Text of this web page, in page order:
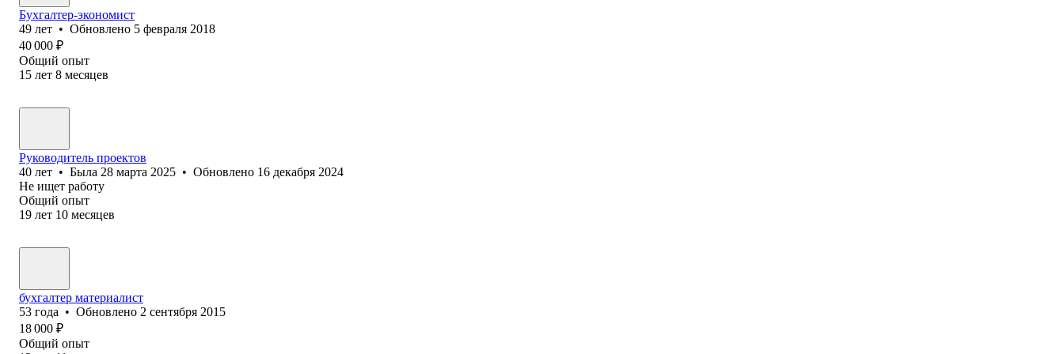
Бухгалтер-экономист
49 лет • Обновлено 5 февраля 2018
40 000 ₽
Общий опыт
15 лет 8 месяцев
Руководитель проектов
40 лет • Была 28 марта 2025 • Обновлено 16 декабря 2024
Не ищет работу
Общий опыт
19 лет 10 месяцев
бухгалтер материалист
53 года • Обновлено 2 сентября 2015
18 000 ₽
Общий опыт